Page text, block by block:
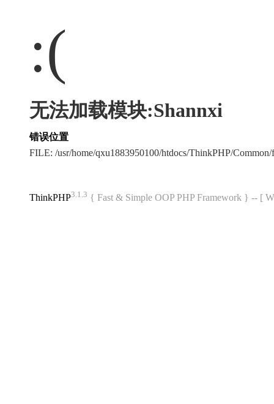
:(
无法加载模块:Shannxi
错误位置
FILE: /usr/home/qxu1883950100/htdocs/ThinkPHP/
ThinkPHP3.1.3 { Fast & Simple OOP PHP Framework } -- [